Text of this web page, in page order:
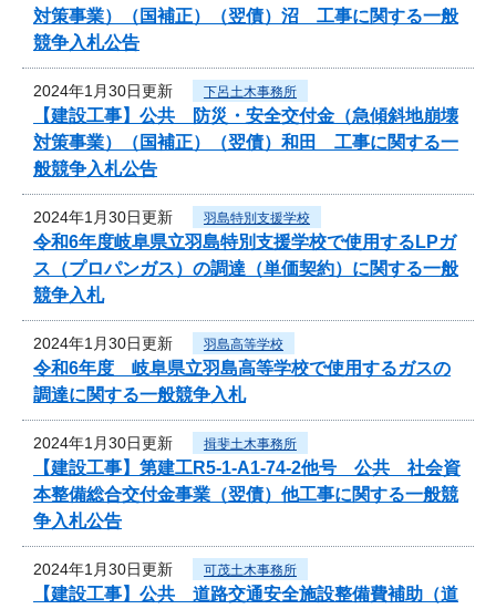
対策事業）（国補正）（翌債）沼 工事に関する一般
競争入札公告
2024年1月30日更新 下呂土木事務所
【建設工事】公共 防災・安全交付金（急傾斜地崩壊
対策事業）（国補正）（翌債）和田 工事に関する一
般競争入札公告
2024年1月30日更新 羽島特別支援学校
令和6年度岐阜県立羽島特別支援学校で使用するLPガ
ス（プロパンガス）の調達（単価契約）に関する一般
競争入札
2024年1月30日更新 羽島高等学校
令和6年度 岐阜県立羽島高等学校で使用するガスの
調達に関する一般競争入札
2024年1月30日更新 揖斐土木事務所
【建設工事】第建工R5-1-A1-74-2他号 公共 社会資
本整備総合交付金事業（翌債）他工事に関する一般競
争入札公告
2024年1月30日更新 可茂土木事務所
【建設工事】公共 道路交通安全施設整備費補助（道